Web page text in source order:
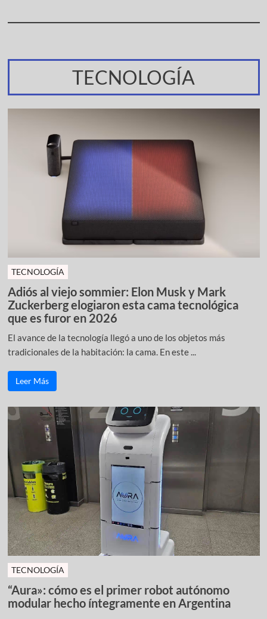
TECNOLOGÍA
TECNOLOGÍA
Adiós al viejo sommier: Elon Musk y Mark
Zuckerberg elogiaron esta cama tecnológica
que es furor en 2026
El avance de la tecnología llegó a uno de los objetos más
tradicionales de la habitación: la cama. En este ...
Leer Más
TECNOLOGÍA
“Aura»: cómo es el primer robot autónomo
modular hecho íntegramente en Argentina